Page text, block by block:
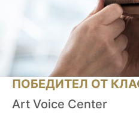
ПОБЕДИТЕЛ ОТ
Art Voice Center